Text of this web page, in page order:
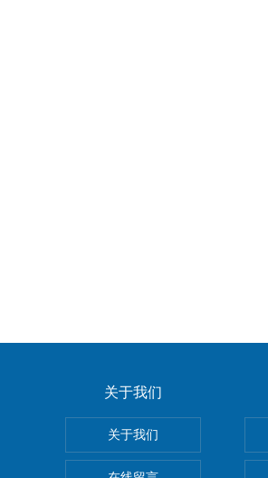
关于我们
关于我们